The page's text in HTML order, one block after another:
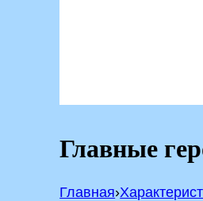
Главные
Главная›